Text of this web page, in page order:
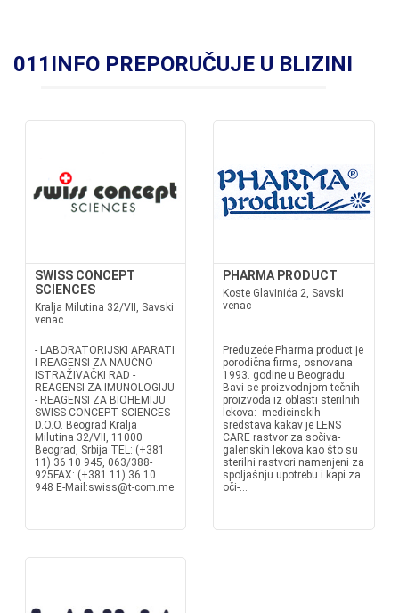
011INFO PREPORUČUJE U BLIZINI
SWISS CONCEPT
SCIENCES
Kralja Milutina 32/VII, Savski
venac
- LABORATORIJSKI APARATI
I REAGENSI ZA NAUČNO
ISTRAŽIVAČKI RAD -
REAGENSI ZA IMUNOLOGIJU
- REAGENSI ZA BIOHEMIJU
SWISS CONCEPT SCIENCES
D.O.O. Beograd Kralja
Milutina 32/VII, 11000
Beograd, Srbija TEL: (+381
11) 36 10 945, 063/388-
925FAX: (+381 11) 36 10
948 E-Mail:swiss@t-com.me
PHARMA PRODUCT
Koste Glavinića 2, Savski
venac
Preduzeće Pharma product je
porodična firma, osnovana
1993. godine u Beogradu.
Bavi se proizvodnjom tečnih
proizvoda iz oblasti sterilnih
lekova:- medicinskih
sredstava kakav je LENS
CARE rastvor za sočiva-
galenskih lekova kao što su
sterilni rastvori namenjeni za
spoljašnju upotrebu i kapi za
oči-...